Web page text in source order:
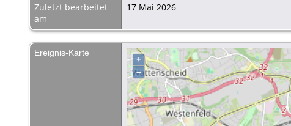
Zuletzt bearbeitet
am
17 Mai 2026
Ereignis-Karte
+
–